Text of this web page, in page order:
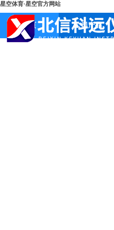
星空体育·星空官方网站
首页 公司产品